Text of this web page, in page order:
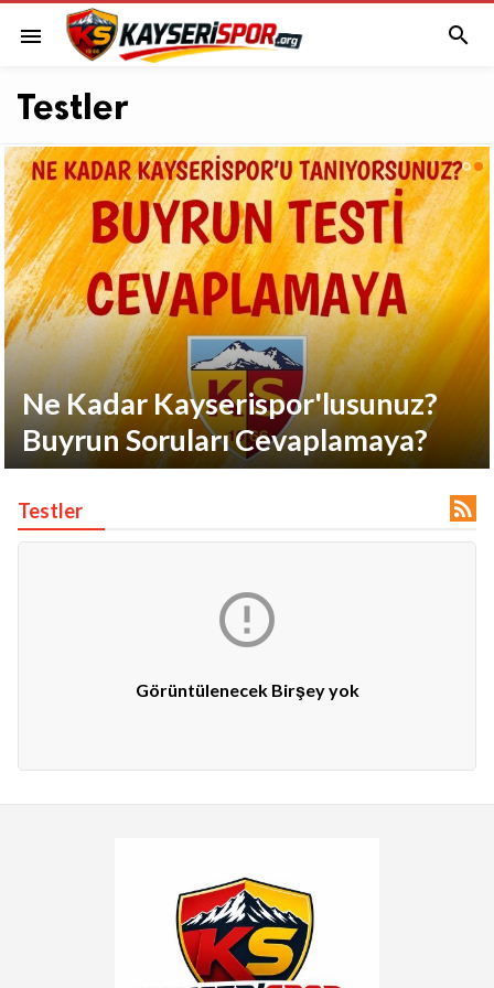
menu 
Testler
Ne Kadar Kayserispor'lusunuz?
Buyrun Soruları Cevaplamaya?
Testler 

Görüntülenecek Birşey yok